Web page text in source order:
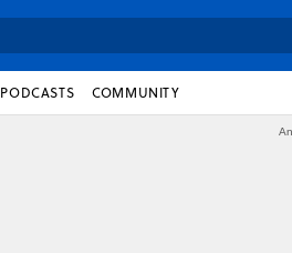
PODCASTS COMMUNITY